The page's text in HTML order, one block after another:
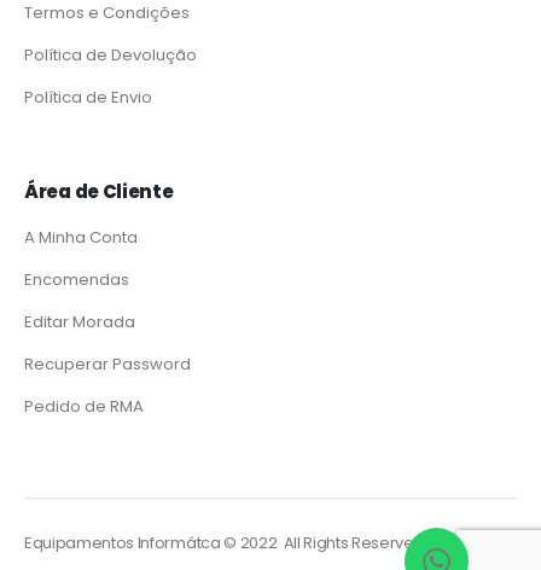
Termos e Condições
Política de Devolução
Política de Envio
Área de Cliente
A Minha Conta
Encomendas
Editar Morada
Recuperar Password
Pedido de RMA
Equipamentos Informátca © 2022 All Rights Reserved. Powered by